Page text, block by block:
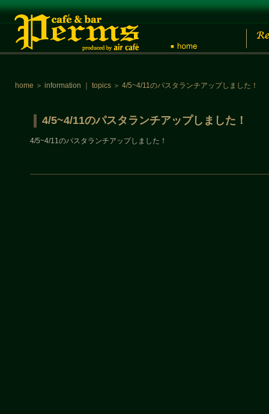
home ＞ information topics ＞ 4/5~4/11のパスタランチアップしました！
4/5~4/11のパスタランチアップしました！
4/5~4/11のパスタランチアップしました！